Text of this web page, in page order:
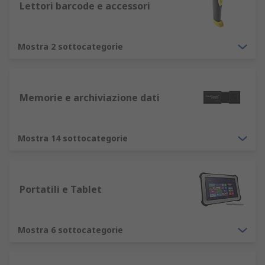
I dispositivi di output, come i monitor dei
essenziale per la visualizzazione delle
assicura la soluzione giusta per ogni
e cuffie. Questi sono tutti adatti per diverse
I dispositivi di archiviazione, come i dischi
rigidi esterni, le chiavette USB o i CD/DVD.
switch di rete.
Lettori barcode e accessori
Mostra 2 sottocategorie
Memorie e archiviazione dati
Mostra 14 sottocategorie
Portatili e Tablet
Mostra 6 sottocategorie